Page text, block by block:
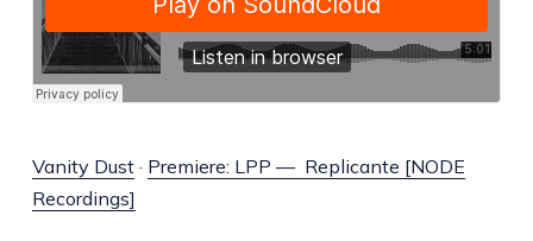
Vanity Dust· Premiere: LPP — Replicante [NODE
Recordings]